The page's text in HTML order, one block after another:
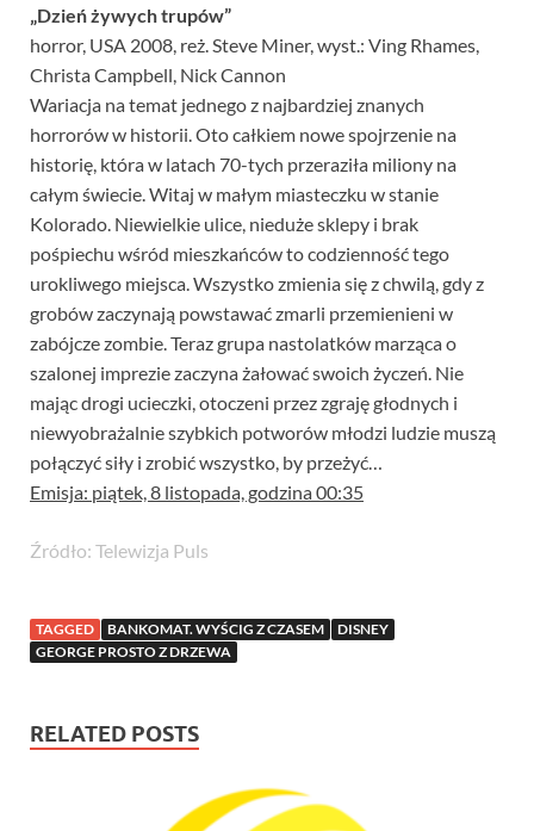
„Dzień żywych trupów”
horror, USA 2008, reż. Steve Miner, wyst.: Ving Rhames,
Christa Campbell, Nick Cannon
Wariacja na temat jednego z najbardziej znanych
horrorów w historii. Oto całkiem nowe spojrzenie na
historię, która w latach 70-tych przeraziła miliony na
całym świecie. Witaj w małym miasteczku w stanie
Kolorado. Niewielkie ulice, nieduże sklepy i brak
pośpiechu wśród mieszkańców to codzienność tego
urokliwego miejsca. Wszystko zmienia się z chwilą, gdy z
grobów zaczynają powstawać zmarli przemienieni w
zabójcze zombie. Teraz grupa nastolatków marząca o
szalonej imprezie zaczyna żałować swoich życzeń. Nie
mając drogi ucieczki, otoczeni przez zgraję głodnych i
niewyobrażalnie szybkich potworów młodzi ludzie muszą
połączyć siły i zrobić wszystko, by przeżyć…
Emisja: piątek, 8 listopada, godzina 00:35
Źródło: Telewizja Puls
TAGGED BANKOMAT. WYŚCIG Z CZASEM
DISNEY
GEORGE PROSTO Z DRZEWA
RELATED POSTS